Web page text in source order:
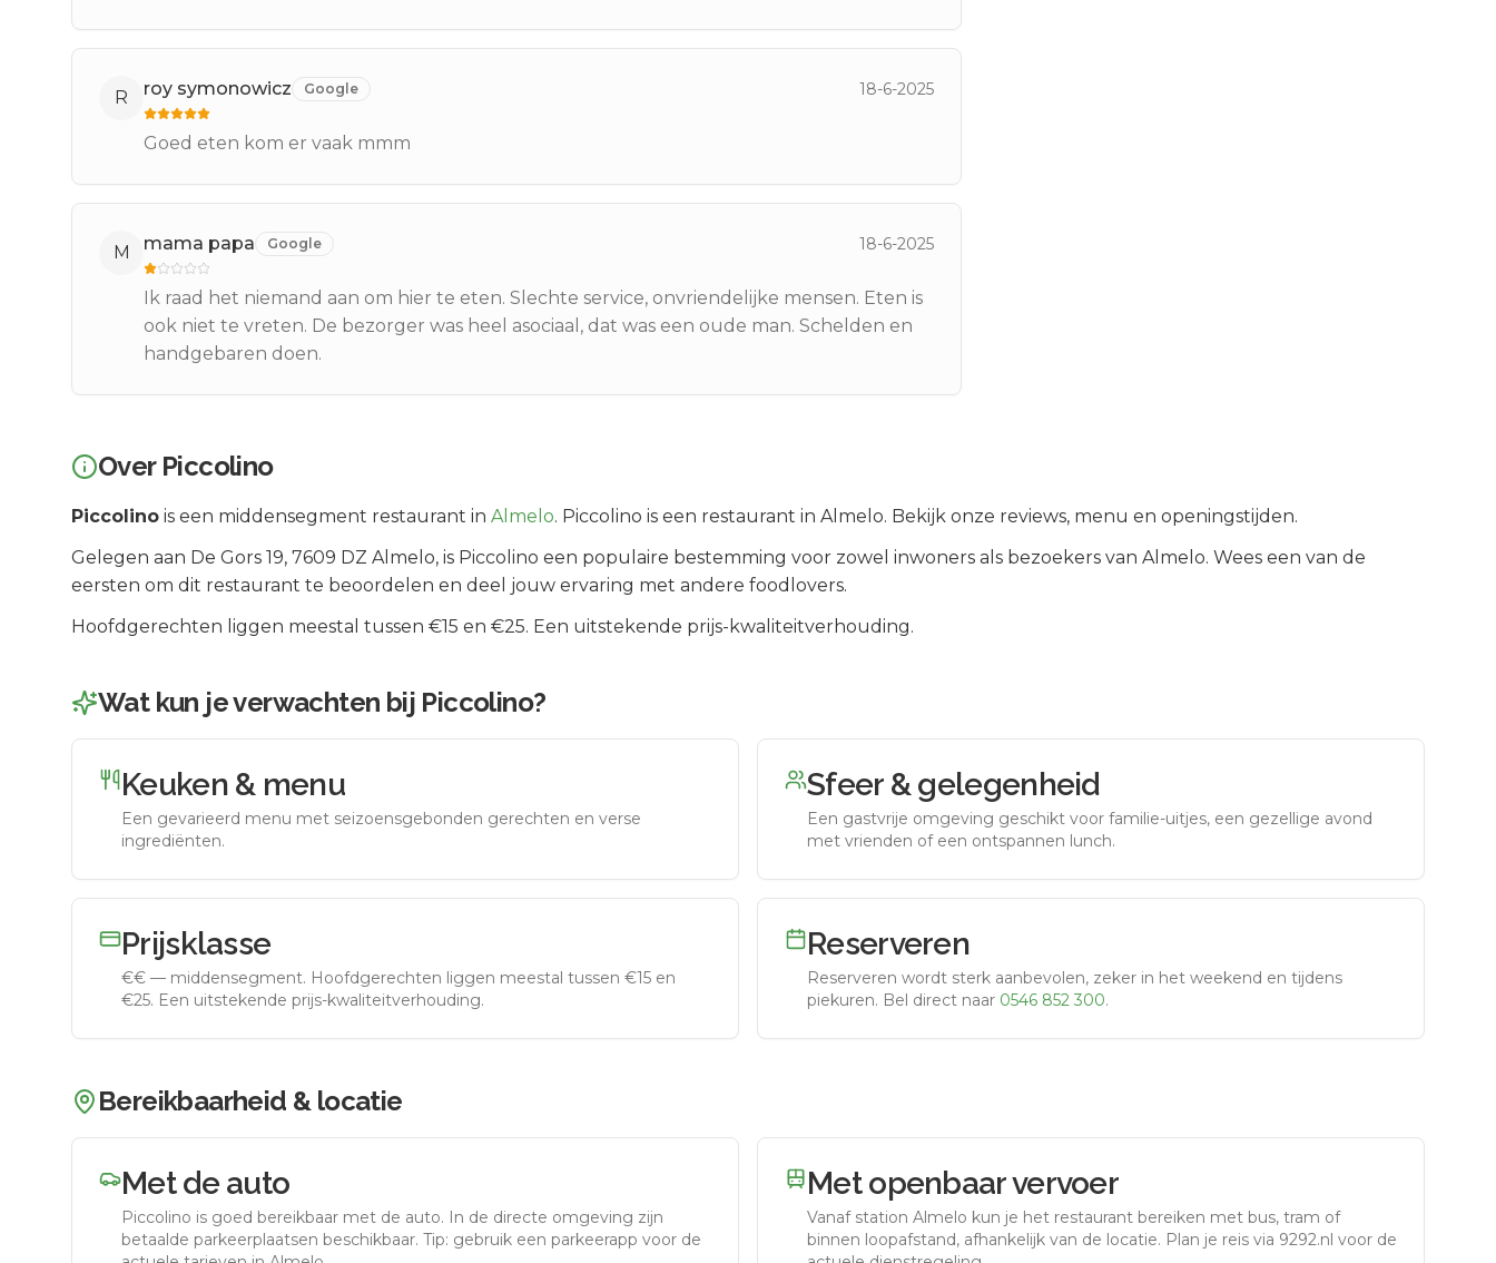
R roy symonowicz Google 18-6-2025
Goed eten kom er vaak mmm
M mama papa Google 18-6-2025
Ik raad het niemand aan om hier te eten. Slechte service, onvriendelijke mensen. Eten is
ook niet te vreten. De bezorger was heel asociaal, dat was een oude man. Schelden en
handgebaren doen.
Over Piccolino
Piccolino is een middensegment restaurant in Almelo. Piccolino is een restaurant in Almelo. Bekijk onze reviews, menu en openingstijden.
Gelegen aan De Gors 19, 7609 DZ Almelo, is Piccolino een populaire bestemming voor zowel inwoners als bezoekers van Almelo. Wees een van de
eersten om dit restaurant te beoordelen en deel jouw ervaring met andere foodlovers.
Hoofdgerechten liggen meestal tussen €15 en €25. Een uitstekende prijs-kwaliteitverhouding.
Wat kun je verwachten bij Piccolino?
Keuken & menu
Een gevarieerd menu met seizoensgebonden gerechten en verse
ingrediënten.
Sfeer & gelegenheid
Een gastvrije omgeving geschikt voor familie-uitjes, een gezellige avond
met vrienden of een ontspannen lunch.
Prijsklasse
€€ — middensegment. Hoofdgerechten liggen meestal tussen €15 en
€25. Een uitstekende prijs-kwaliteitverhouding.
Reserveren
Reserveren wordt sterk aanbevolen, zeker in het weekend en tijdens
piekuren. Bel direct naar 0546 852 300.
Bereikbaarheid & locatie
Met de auto
Piccolino is goed bereikbaar met de auto. In de directe omgeving zijn
betaalde parkeerplaatsen beschikbaar. Tip: gebruik een parkeerapp voor de
Met openbaar vervoer
Vanaf station Almelo kun je het restaurant bereiken met bus, tram of
binnen loopafstand, afhankelijk van de locatie. Plan je reis via 9292.nl voor de